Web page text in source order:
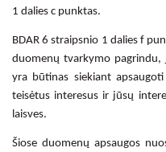
1 dalies c punktas.
BDAR 6 straipsnio 1 dalies f
duomenų tvarkymo pagrindu,
yra būtinas siekiant
teisėtus interesus ir jūsų
laisves.
Šiose duomenų apsaugos